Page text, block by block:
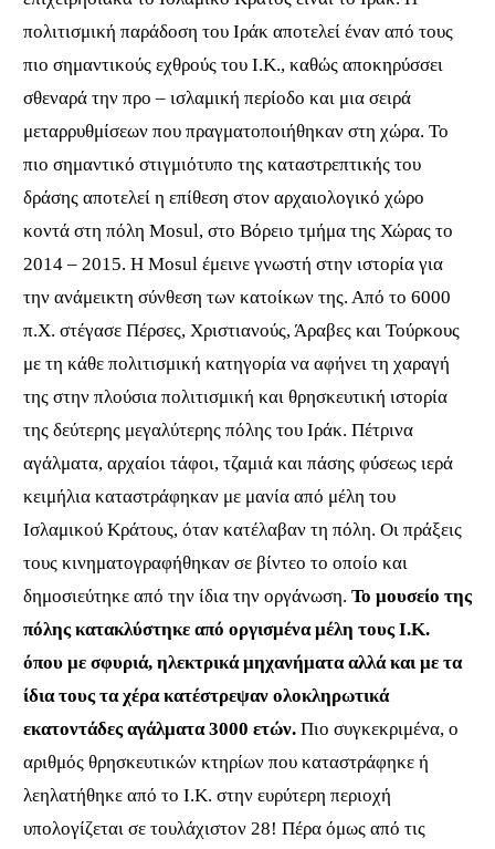
πολιτισμική παράδοση του Ιράκ αποτελεί έναν από τους
πιο σημαντικούς εχθρούς του Ι.Κ., καθώς αποκηρύσσει
σθεναρά την προ – ισλαμική περίοδο και μια σειρά
μεταρρυθμίσεων που πραγματοποιήθηκαν στη χώρα. Το
πιο σημαντικό στιγμιότυπο της καταστρεπτικής του
δράσης αποτελεί η επίθεση στον αρχαιολογικό χώρο
κοντά στη πόλη Mosul, στο Βόρειο τμήμα της Χώρας το
2014 – 2015. Η Mosul έμεινε γνωστή στην ιστορία για
την ανάμεικτη σύνθεση των κατοίκων της. Από το 6000
π.Χ. στέγασε Πέρσες, Χριστιανούς, Άραβες και Τούρκους
με τη κάθε πολιτισμική κατηγορία να αφήνει τη χαραγή
της στην πλούσια πολιτισμική και θρησκευτική ιστορία
της δεύτερης μεγαλύτερης πόλης του Ιράκ. Πέτρινα
αγάλματα, αρχαίοι τάφοι, τζαμιά και πάσης φύσεως ιερά
κειμήλια καταστράφηκαν με μανία από μέλη του
Ισλαμικού Κράτους, όταν κατέλαβαν τη πόλη. Οι πράξεις
τους κινηματογραφήθηκαν σε βίντεο το οποίο και
δημοσιεύτηκε από την ίδια την οργάνωση. Το μουσείο της
πόλης κατακλύστηκε από οργισμένα μέλη τους Ι.Κ.
όπου με σφυριά, ηλεκτρικά μηχανήματα αλλάκαιμε τα
ίδια τους τα χέρα κατέστρεψαν ολοκληρωτικά
εκατοντάδες αγάλματα 3000 ετών. Πιο συγκεκριμένα, ο
αριθμός θρησκευτικών κτηρίων που καταστράφηκε ή
λεηλατήθηκε από το I.Κ. στην ευρύτερη περιοχή
υπολογίζεται σε τουλάχιστον 28! Πέρα όμως από τις